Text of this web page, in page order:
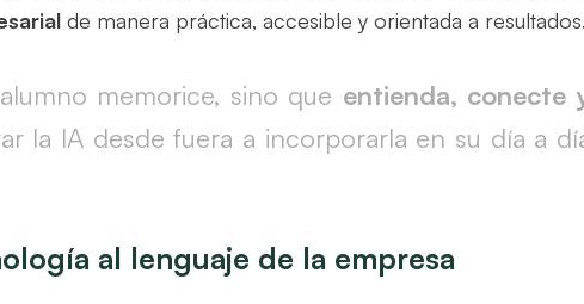
de manera práctica, accesible y orientada a
memorice, sino que entienda, conecte
la IA desde fuera a incorporarla en su día a
al lenguaje de la empresa